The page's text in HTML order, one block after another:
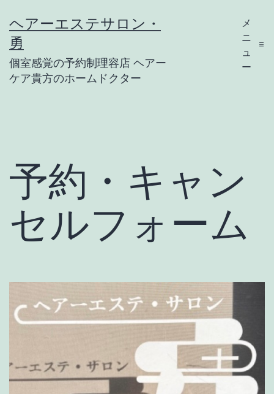
ン
テ
ン
ッ
ヘアーエステサロン・
勇
個室感覚の予約制理容店 ヘアー
ケア貴方のホームドクター
メ
ニ
ュ
ー
予約・キャン
セルフォーム